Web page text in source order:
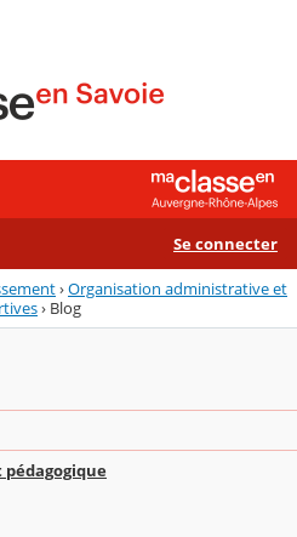
Se connecter
›Organisation administrative et
› Blog